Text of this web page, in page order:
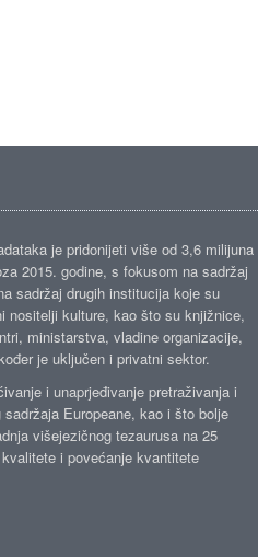
je pridonijeti više od 3,6 milijuna
2015. godine, s fokusom na sadržaj
sadržaj drugih institucija koje su
nositelji kulture, kao što su knjižnice,
ministarstva, vladine organizacije,
je uključen i privatni sektor.
i unaprjeđivanje pretraživanja i
Europeane, kao i što bolje
višejezičnog tezaurusa na 25
i povećanje kvantitete